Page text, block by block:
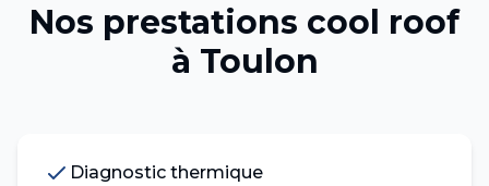
Nos prestations cool roof
à Toulon
Diagnostic thermique